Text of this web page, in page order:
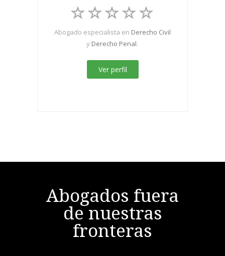
Abogado especialista en Derecho Civil
y Derecho Penal.
Ver perfil
Abogados fuera
de nuestras
fronteras